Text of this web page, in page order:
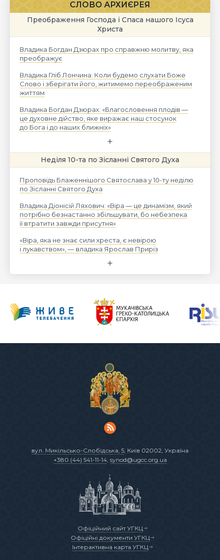
СЛОВО АРХИЄРЕЯ
Преображення Господа і Спаса нашого Ісуса
Христа
Владика Богдан Дзюрах про справжню молитву, яка
преображує
Владика Гліб Лончина: Коли будемо слухати Боже
Слово і зберігати його, житимемо переображеним
життям
Владика Богдан Дзюрах: «Благословення плодів —
це духовне дійство, яке виражає наш стосунок
до Бога і до наших ближніх»
Неділя 10-та по Зісланні Святого Духа
Проповідь Блаженнішого Святослава у 10-ту неділю
по Зісланні Святого Духа
Владика Діонісій Ляхович: «Віра — це динамізм, який
потрібно безнастанно збільшувати, бо небезпека
її втратити завжди присутня»
«Віра, яка не знає сили хреста, є невірою
і лукавством», — владика Ярослав Приріз
вул. Микільсько-Слобідська, 5, Київ 02002, Україна
+380 (44) 541-11-14, synod@ugcc.org.ua
Офіційний сайт УГКЦ
Офіційні документи УГКЦ
Інтерактивна карта УГКЦ